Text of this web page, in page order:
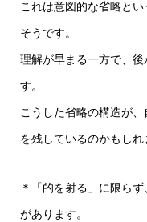
これは意図的な省略と
そうです。
理解が早まる一方で、
す。
こうした省略の構造が
を残しているのかもしれ
＊「的を射る」に限ら
があります。